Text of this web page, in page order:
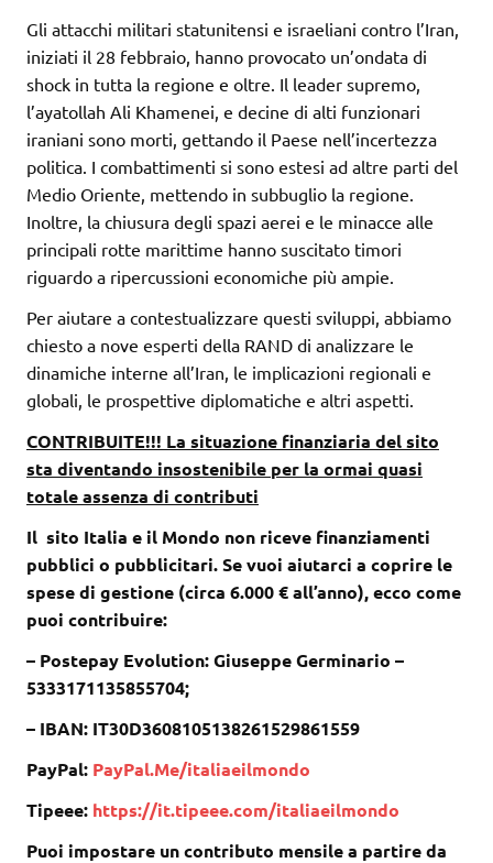
Gli attacchi militari statunitensi e israeliani contro l’Iran,
iniziati il 28 febbraio, hanno provocato un’ondata di
shock in tutta la regione e oltre. Il leader supremo,
l’ayatollah Ali Khamenei, e decine di alti funzionari
iraniani sono morti, gettando il Paese nell’incertezza
politica. I combattimenti si sono estesi ad altre parti del
Medio Oriente, mettendo in subbuglio la regione.
Inoltre, la chiusura degli spazi aerei e le minacce alle
principali rotte marittime hanno suscitato timori
riguardo a ripercussioni economiche più ampie.
Per aiutare a contestualizzare questi sviluppi, abbiamo
chiesto a nove esperti della RAND di analizzare le
dinamiche interne all’Iran, le implicazioni regionali e
globali, le prospettive diplomatiche e altri aspetti.
CONTRIBUITE!!! La situazione finanziaria del sito
sta diventando insostenibile per la ormai quasi
totale assenza di contributi
Il sito Italia e il Mondo non riceve finanziamenti
pubblici o pubblicitari. Se vuoi aiutarci a coprire le
spese di gestione (circa 6.000 € all’anno), ecco come
puoi contribuire:
– Postepay Evolution: Giuseppe Germinario –
5333171135855704;
– IBAN: IT30D3608105138261529861559
PayPal: PayPal.Me/italiaeilmondo
Tipeee: https://it.tipeee.com/italiaeilmondo
Puoi impostare un contributo mensile a partire da